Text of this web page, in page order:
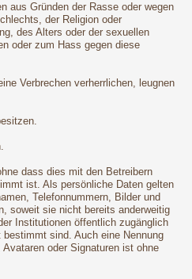
aus Gründen der Rasse oder wegen
der Religion oder
des Alters oder der sexuellen
oder zum Hass gegen diese
Verbrechen verherrlichen, leugnen
dass dies mit den Betreibern
ist. Als persönliche Daten gelten
Telefonnummern, Bilder und
soweit sie nicht bereits anderweitig
Institutionen öffentlich zugänglich
sind. Auch eine Nennung
oder Signaturen ist ohne